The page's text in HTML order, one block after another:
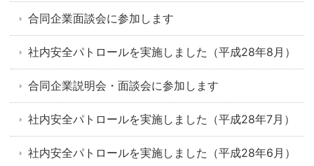
合同企業面談会に参加します
社内安全パトロールを実施しました（平成28年8月）
合同企業説明会・面談会に参加します
社内安全パトロールを実施しました（平成28年7月）
社内安全パトロールを実施しました（平成28年6月）